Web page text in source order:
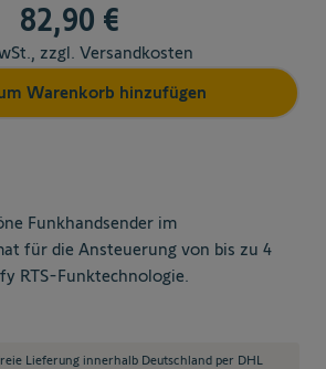
82,90 €
zzgl. Versandkosten
Warenkorb hinzufügen
Funkhandsender im
für die Ansteuerung von bis zu 4
RTS-Funktechnologie.
Lieferung innerhalb Deutschland per DHL